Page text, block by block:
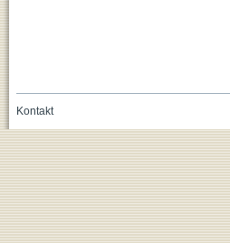
Kontakt